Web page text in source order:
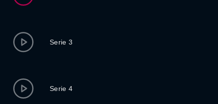
Serie 3
Serie 4